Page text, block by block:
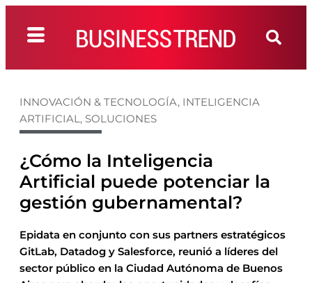
INNOVACIÓN & TECNOLOGÍA, INTELIGENCIA
ARTIFICIAL, SOLUCIONES
¿Cómo la Inteligencia
Artificial puede potenciar la
gestión gubernamental?
Epidata en conjunto con sus partners estratégicos
GitLab, Datadog y Salesforce, reunió a líderes del
sector público en la Ciudad Autónoma de Buenos